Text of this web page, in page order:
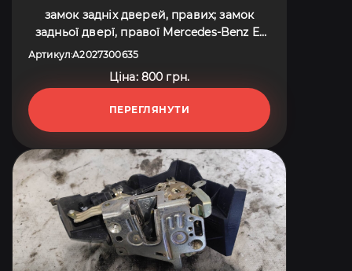
замок задніх дверей, правих; замок
задньої дверї, правої Mercedes-Benz E-
Class W210 (1995-2003) A2027300635
Артикул:A2027300635
Ціна: 800 грн.
ПЕРЕГЛЯНУТИ